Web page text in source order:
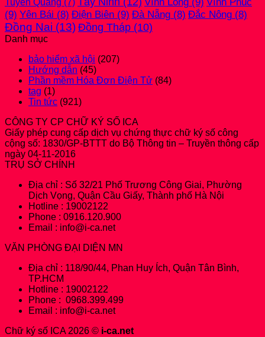
(9) Yên Bái (8) Điện Biên (9) Đà Nẵng (8) Đắc Nông (8)
Đồng Nai (13) Đồng Tháp (10)
Danh mục
bảo hiểm xã hội (207)
Hướng dẫn (45)
Phần mềm Hóa Đơn Điện Tử (84)
tag (1)
Tin tức (921)
CÔNG TY CP CHỮ KÝ SỐ ICA
Giấy phép cung cấp dịch vụ chứng thực chữ ký số công
cộng số: 1830/GP-BTTT do Bộ Thông tin – Truyền thông cấp
ngày 04-11-2016
TRỤ SỞ CHÍNH
Địa chỉ : Số 32/21 Phố Trương Công Giai, Phường
Dịch Vọng, Quận Cầu Giấy, Thành phố Hà Nội
Hotline : 19002122
Phone : 0916.120.900
Email : info@i-ca.net
VĂN PHÒNG ĐẠI DIỆN MN
Địa chỉ : 118/90/44, Phan Huy Ích, Quận Tân Bình,
TP.HCM
Hotline : 19002122
Phone : 0968.399.499
Email : info@i-ca.net
Chữ ký số ICA 2026 © i-ca.net